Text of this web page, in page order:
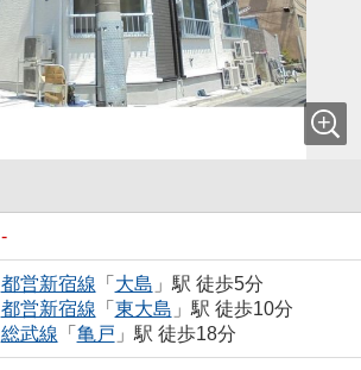
-
都営新宿線 「 大島 」駅 徒歩5分
都営新宿線 「 東大島 」駅 徒歩10分
総武線 「 亀戸 」駅 徒歩18分